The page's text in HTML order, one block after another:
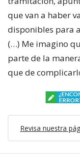
que van a haber
disponibles para
(…) Me imagino
parte de la
que de
Revisa nuestra